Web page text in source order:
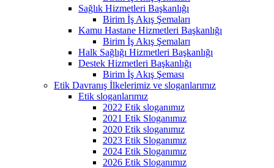
Sağlık Hizmetleri Başkanlığı
Birim İş Akış Şemaları
Kamu Hastane Hizmetleri Başkanlığı
Birim İş Akış Şemaları
Halk Sağlığı Hizmetleri Başkanlığı
Destek Hizmetleri Başkanlığı
Birim İş Akış Şeması
Etik Davranış İlkelerimiz ve sloganlarımız
Etik sloganlarımız
2022 Etik sloganımız
2021 Etik Sloganımız
2020 Etik sloganımız
2023 Etik Sloganımız
2024 Etik Sloganımız
2026 Etik Sloganımız